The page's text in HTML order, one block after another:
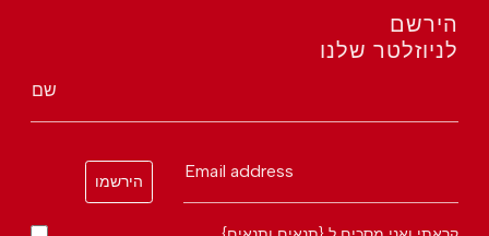
הירשם
לניוזלטר שלנו
שם
Email address
הירשמו